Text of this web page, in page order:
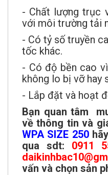
- Chất lượng trục
với môi trường tải
- Có tỷ số truyền
tốc khác.
- Có độ bền cao
không lo bị vỡ hay
- Lắp đặt và hoạt
Bạn quan tâm
về thông tin và
WPA SIZE 250
qua sdt: 0911
vấn và chọn sản